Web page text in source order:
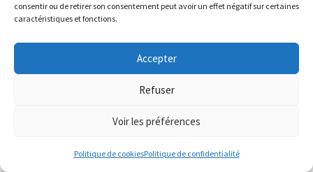
consentir ou de retirer son consentement peut avoir un effet négatif sur certaines
caractéristiques et fonctions.
Accepter
Refuser
Voir les préférences
Politique de cookiesPolitique de confidentialité
Bonjour ! Le délai de préparation de vos commandes
est de 3 à 6 jours ouvrés. La livraison est disponible via La
Poste, ou Mondial Relay pour les pays concernés.
informations nominatives et aux données personnelles le
concernant, directement sur le site Internet.
La société La Palette de la Merlette archivera bons de
commandes et factures conformément aux dispositions
de l’article 1348 du Code civil. Les supports informatiques
mails, commandes, paiements et transactions ayant